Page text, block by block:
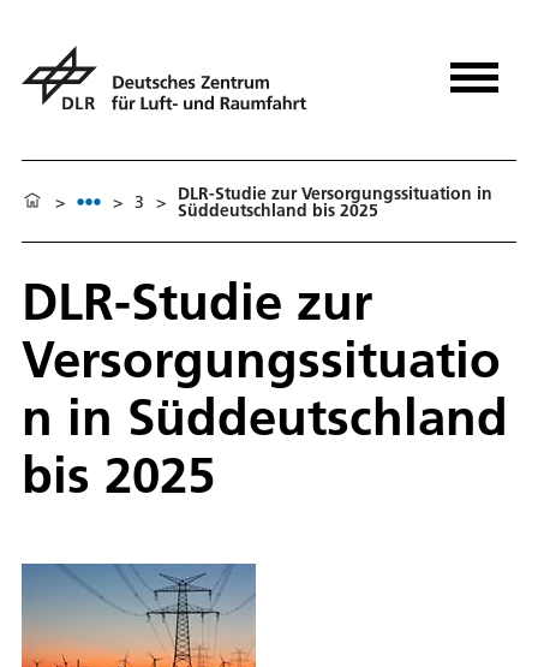
> > 3 > DLR-Studie zur Versorgungssituation in
Süddeutschland bis 2025
DLR-Studie zur
Versorgungssituatio
n in Süddeutschland
bis 2025